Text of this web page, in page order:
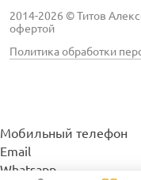
2014-2026 © Титов
офертой
Политика обработки
Мобильный телефон
Email
Whatsapp